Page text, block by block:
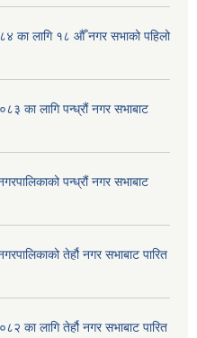
का लागि १८ औँ नगर सभाको पहिलो
का लागि पन्ध्रौं नगर सभाबाट
पन्ध्रौं नगर सभाबाट
तेर्हौ नगर सभाबाट पारित
का लागि तेर्हौ नगर सभाबाट पारित